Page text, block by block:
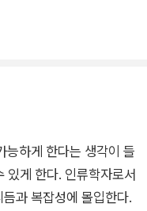
것”, “속도보다 느림에
방식의 차이를 조명하
지 영혼을 고갈시키는
한다.
능하게 한다는 생각이 들
있게 한다. 인류학자로서
과 복잡성에 몰입한다.